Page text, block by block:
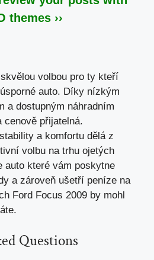
themes ››
volbou pro ty kteří
auto. Díky nízkým
a dostupným náhradním
cenově přijatelná.
a komfortu dělá z
volbu na trhu ojetých
auto které vám poskytne
a zároveň ušetří peníze na
Ford Focus 2009 by mohl
Questions